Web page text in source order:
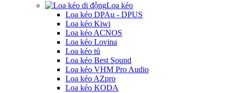
Loa kéo
Loa kéo DPAu - DPUS
Loa kéo Kiwi
Loa kéo ACNOS
Loa kéo Lovina
Loa kéo tủ
Loa kéo Best Sound
Loa kéo VHM Pro Audio
Loa kéo AZpro
Loa kéo KODA